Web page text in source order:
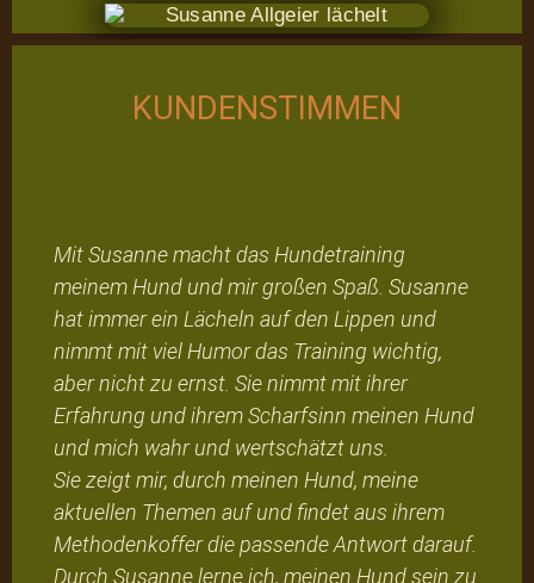
KUNDENSTIMMEN
Mit Susanne macht das Hundetraining
meinem Hund und mir großen Spaß. Susanne
hat immer ein Lächeln auf den Lippen und
nimmt mit viel Humor das Training wichtig,
aber nicht zu ernst. Sie nimmt mit ihrer
Erfahrung und ihrem Scharfsinn meinen Hund
und mich wahr und wertschätzt uns.
Sie zeigt mir, durch meinen Hund, meine
aktuellen Themen auf und findet aus ihrem
Methodenkoffer die passende Antwort darauf.
Durch Susanne lerne ich, meinen Hund sein zu